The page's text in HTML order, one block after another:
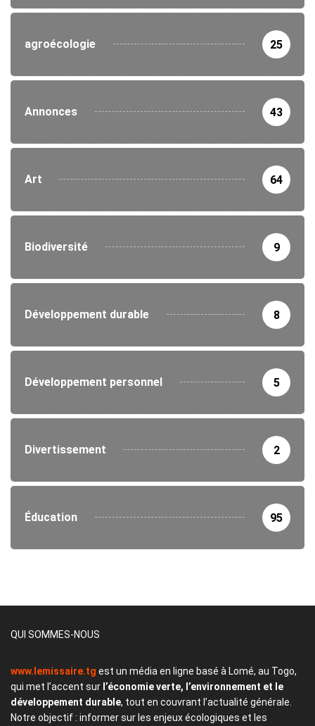
agroécologie 25
Annonces 43
Art 64
Biodiversité 9
Développement durable 8
Développement personnel 5
Divertissement 2
Éducation 95
QUI SOMMES-NOUS
www.lemissaire.tg est un média en ligne basé à Lomé, au Togo,
qui met l’accent sur l’économie verte, l’environnement et le
développement durable, tout en couvrant l’actualité générale.
Notre objectif : informer sur les enjeux écologiques et les